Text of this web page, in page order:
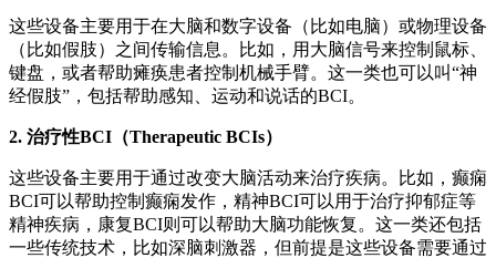
这些设备主要用于在大脑和数字设备（比如电脑）或物理设备
（比如假肢）之间传输信息。比如，用大脑信号来控制鼠标、
键盘，或者帮助瘫痪患者控制机械手臂。这一类也可以叫“神
经假肢”，包括帮助感知、运动和说话的BCI。
2. 治疗性BCI（Therapeutic BCIs）
这些设备主要用于通过改变大脑活动来治疗疾病。比如，癫痫
BCI可以帮助控制癫痫发作，精神BCI可以用于治疗抑郁症等
精神疾病，康复BCI则可以帮助大脑功能恢复。这一类还包括
一些传统技术，比如深脑刺激器，但前提是这些设备需要通过